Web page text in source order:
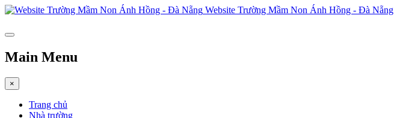
Website Trường Mầm Non Ánh Hồng - Đà Nẵng
Main Menu
×
Trang chủ
Nhà trường